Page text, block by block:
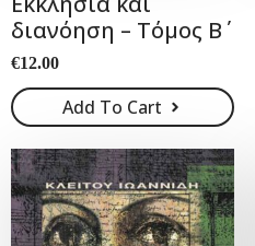
διανόηση – Τόμος Β΄
€12.00
Add To Cart